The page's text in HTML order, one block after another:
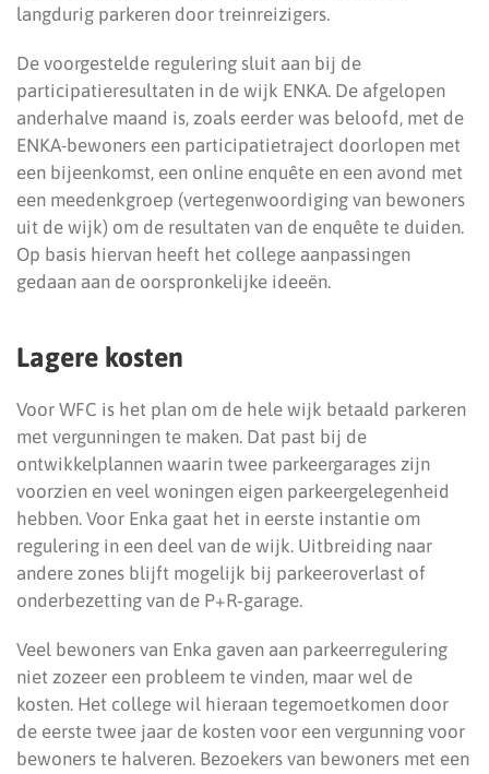
langdurig parkeren door treinreizigers.
De voorgestelde regulering sluit aan bij de
participatieresultaten in de wijk ENKA. De afgelopen
anderhalve maand is, zoals eerder was beloofd, met de
ENKA-bewoners een participatietraject doorlopen met
een bijeenkomst, een online enquête en een avond met
een meedenkgroep (vertegenwoordiging van bewoners
uit de wijk) om de resultaten van de enquête te duiden.
Op basis hiervan heeft het college aanpassingen
gedaan aan de oorspronkelijke ideeën.
Lagere kosten
Voor WFC is het plan om de hele wijk betaald parkeren
met vergunningen te maken. Dat past bij de
ontwikkelplannen waarin twee parkeergarages zijn
voorzien en veel woningen eigen parkeergelegenheid
hebben. Voor Enka gaat het in eerste instantie om
regulering in een deel van de wijk. Uitbreiding naar
andere zones blijft mogelijk bij parkeeroverlast of
onderbezetting van de P+R‑garage.
Veel bewoners van Enka gaven aan parkeerregulering
niet zozeer een probleem te vinden, maar wel de
kosten. Het college wil hieraan tegemoetkomen door
de eerste twee jaar de kosten voor een vergunning voor
bewoners te halveren. Bezoekers van bewoners met een